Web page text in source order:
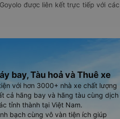
được liên kết trực tiếp với các
bay, Tàu hoả và Thuê xe
với hơn 3000+ nhà xe chất lượng
cả hãng bay và hãng tàu cùng dịch
tỉnh thành tại Việt Nam.
bạch cùng vô vàn tiện ích giúp